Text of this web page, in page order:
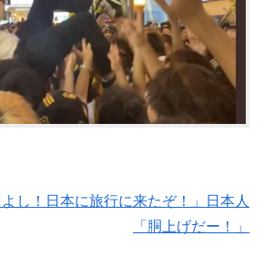
よし！日本に旅行に来たぞ！」日本人
「胴上げだー！」